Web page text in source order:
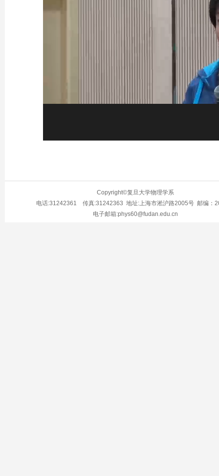
Copyright©复旦大学物理学系
电话:31242361 传真:31242363 地址:上海市淞沪路2005号 邮编：
电子邮箱:phys60@fudan.edu.cn